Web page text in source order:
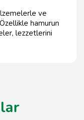
ve
hamurun
lezzetlerini